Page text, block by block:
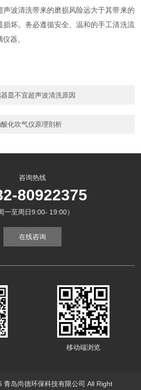
声波清洗带来的磨损风险远大于其带来的
损坏。务必遵循安全、温和的手工清洗流
器。
皿不宜超声波清洗原因
化吹气仪原理剖析
咨询热线
80922375
一至周日9:00- 19:00）
在线咨询
移动端浏览
青岛尚德环保科技有限公司 All Right